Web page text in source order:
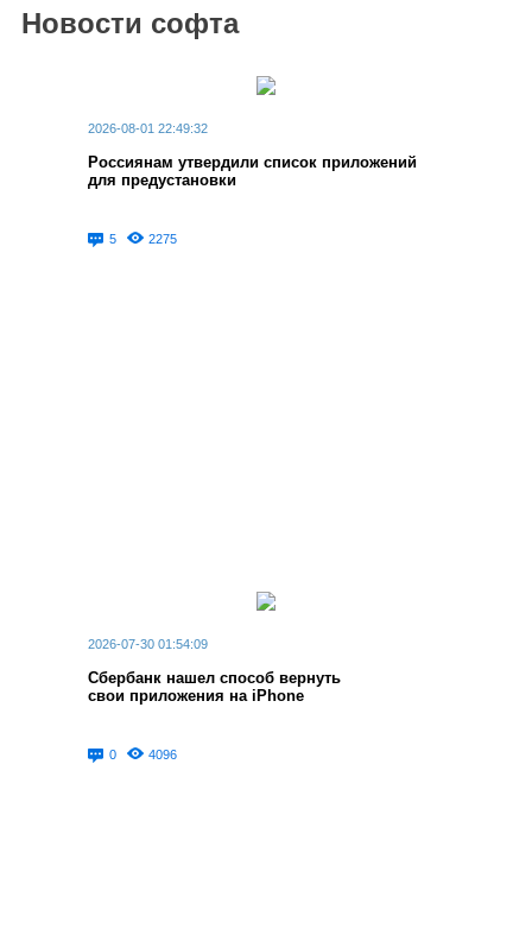
Новости софта
2026-08-01 22:49:32
Россиянам утвердили список приложений
для предустановки
5 2275
2026-07-30 01:54:09
Сбербанк нашел способ вернуть
свои приложения на iPhone
0 4096